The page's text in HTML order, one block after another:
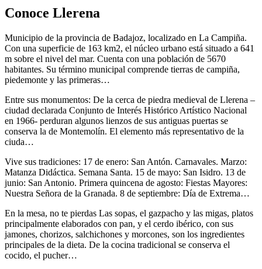
Conoce Llerena
Municipio de la provincia de Badajoz, localizado en La Campiña.
Con una superficie de 163 km2, el núcleo urbano está situado a 641
m sobre el nivel del mar. Cuenta con una población de 5670
habitantes. Su término municipal comprende tierras de campiña,
piedemonte y las primeras…
Entre sus monumentos: De la cerca de piedra medieval de Llerena –
ciudad declarada Conjunto de Interés Histórico Artístico Nacional
en 1966- perduran algunos lienzos de sus antiguas puertas se
conserva la de Montemolín. El elemento más representativo de la
ciuda…
Vive sus tradiciones: 17 de enero: San Antón. Carnavales. Marzo:
Matanza Didáctica. Semana Santa. 15 de mayo: San Isidro. 13 de
junio: San Antonio. Primera quincena de agosto: Fiestas Mayores:
Nuestra Señora de la Granada. 8 de septiembre: Día de Extrema…
En la mesa, no te pierdas Las sopas, el gazpacho y las migas, platos
principalmente elaborados con pan, y el cerdo ibérico, con sus
jamones, chorizos, salchichones y morcones, son los ingredientes
principales de la dieta. De la cocina tradicional se conserva el
cocido, el pucher…